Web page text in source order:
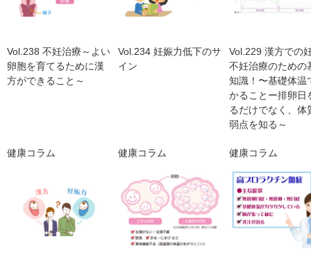
Vol.238 不妊治療～よい
卵胞を育てるために漢
方ができること～
Vol.234 妊娠力低下のサ
イン
Vol.229 漢方での
不妊治療のための
知識！〜基礎体温
かることー排卵日
るだけでなく、体
弱点を知る～
健康コラム 健康コラム 健康コラム